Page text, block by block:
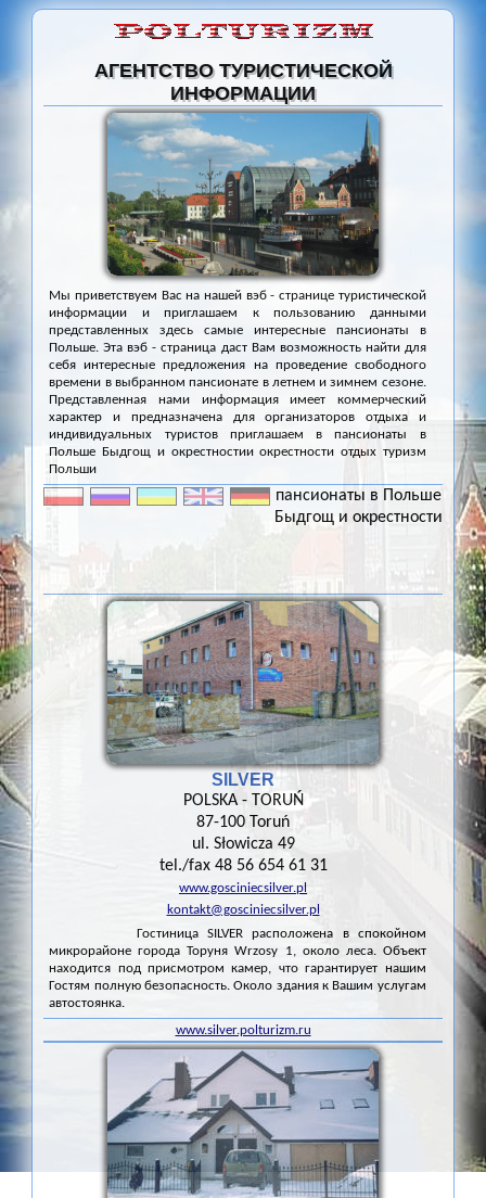
АГЕНТСТВО ТУРИСТИЧЕСКОЙ
ИНФОРМАЦИИ
Мы приветствуем Вас на нашей вэб - странице туристической
информации и приглашаем к пользованию данными
представленных здесь самые интересные пансионаты в
Польше. Эта вэб - страница даст Вам возможность найти для
себя интересные предложения на проведение свободного
времени в выбранном пансионате в летнем и зимнем сезоне.
Представленная нами информация имеет коммерческий
характер и предназначена для организаторов отдыха и
индивидуальных туристов приглашаем в пансионаты в
Польше Быдгощ и окрестностии окрестности отдых туризм
Польши
пансионаты в Польше
Быдгощ и окрестности
SILVER
POLSKA - TORUŃ
87-100 Toruń
ul. Słowicza 49
tel./fax 48 56 654 61 31
www.gosciniecsilver.pl
kontakt@gosciniecsilver.pl
Гостиница SILVER расположена в спокойном
микрорайоне города Торуня Wrzosy 1, около леса. Объект
находится под присмотром камер, что гарантирует нашим
Гостям полную безопасность. Около здания к Вашим услугам
автостоянка.
www.silver.polturizm.ru